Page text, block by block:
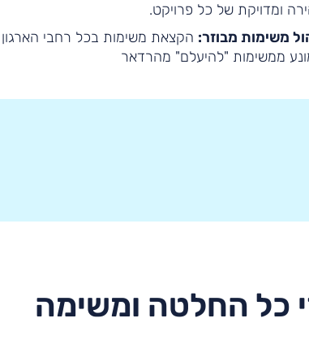
ומדויקת של כל פרויקט.
משימות מבוזר: הקצאת משימות בכל רחבי
ממשימות "להיעלם" מהרדאר
כל החלטה ומשימה